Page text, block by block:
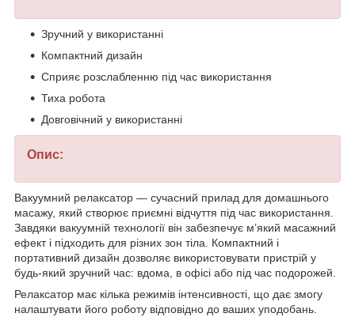
Зручний у використанні
Компактний дизайн
Сприяє розслабленню під час використання
Тиха робота
Довговічний у використанні
Опис:
Вакуумний релаксатор — сучасний прилад для домашнього
масажу, який створює приємні відчуття під час використання.
Завдяки вакуумній технології він забезпечує м’який масажний
ефект і підходить для різних зон тіла. Компактний і
портативний дизайн дозволяє використовувати пристрій у
будь-який зручний час: вдома, в офісі або під час подорожей.
Релаксатор має кілька режимів інтенсивності, що дає змогу
налаштувати його роботу відповідно до ваших уподобань.